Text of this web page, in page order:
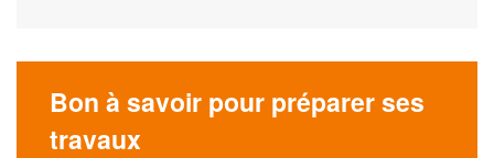
Bon à savoir pour préparer ses
travaux